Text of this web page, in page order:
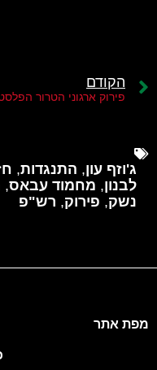
הקודם
ג'וזף עון, התנגדות,
לבנון, מחמוד עבאס,
נשק, פירוק, רש"פ
מפת אתר